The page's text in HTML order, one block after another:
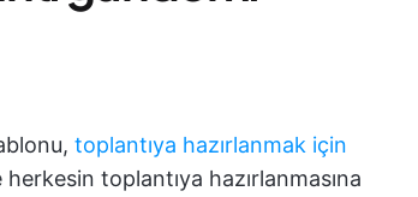
toplantıya hazırlanmak için
toplantıya hazırlanmasına